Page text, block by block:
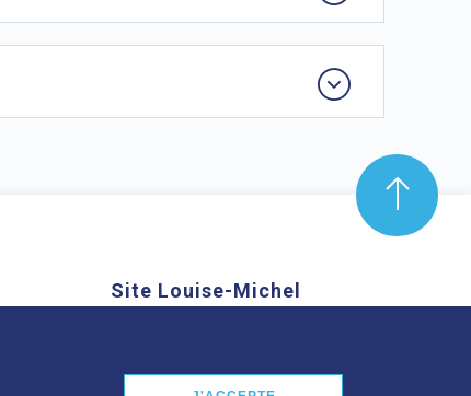
Site Louise-Michel